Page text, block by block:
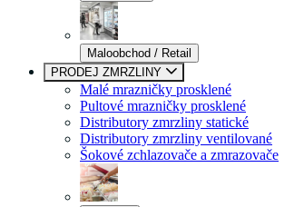
Maloobchod / Retail
PRODEJ ZMRZLINY
Malé mrazničky prosklené
Pultové mrazničky prosklené
Distributory zmrzliny statické
Distributory zmrzliny ventilované
Šokové zchlazovače a zmrazovače